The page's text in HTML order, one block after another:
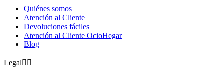
Quiénes somos
Atención al Cliente
Devoluciones fáciles
Atención al Cliente OcioHogar
Blog
Legal 